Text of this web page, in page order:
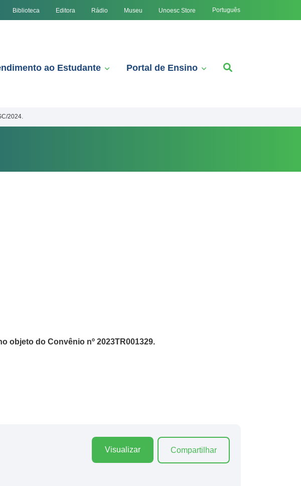
Biblioteca Editora Rádio Museu Unoesc Store Português
ao Estudante Portal de Ensino
2024.
objeto do Convênio nº 2023TR001329.
Visualizar Compartilhar